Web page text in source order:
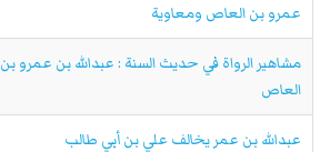
عمرو بن العاص ومعاوية
مشاهير الرواة في حديث السنة : عبدالله بن عمرو بن
العاص
عبدالله بن عمر يخالف علي بن أبي طالب